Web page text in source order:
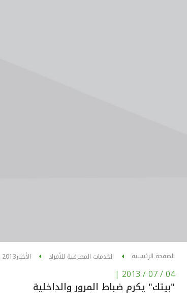
الصفحة الرئيسية الخدمات المصرفية للأفراد الأخبار2013
04 / 07 / 2013
|
"بيتك" يكرم ضباط المرور والداخلية